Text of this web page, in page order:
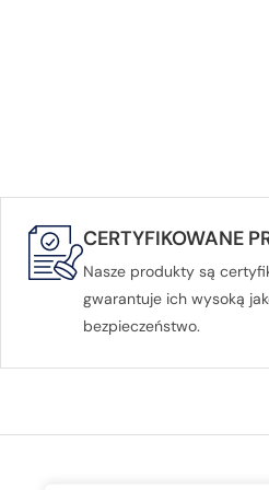
CERTYFIKOWANE
Nasze produkty są
gwarantuje ich wysoką
bezpieczeństwo.